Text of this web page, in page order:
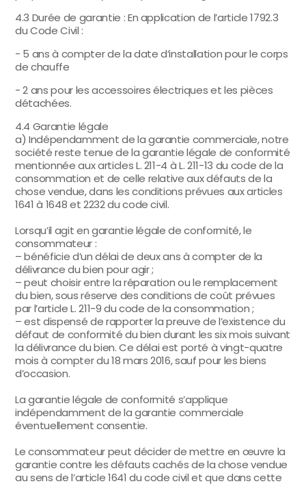
4.3 Durée de garantie : En application de l’article 1792.3
du Code Civil :
- 5 ans à compter de la date d’installation pour le corps
de chauffe
- 2 ans pour les accessoires électriques et les pièces
détachées.
4.4 Garantie légale
a) Indépendamment de la garantie commerciale, notre
société reste tenue de la garantie légale de conformité
mentionnée aux articles L. 211-4 à L. 211-13 du code de la
consommation et de celle relative aux défauts de la
chose vendue, dans les conditions prévues aux articles
1641 à 1648 et 2232 du code civil.
Lorsqu’il agit en garantie légale de conformité, le
consommateur :
– bénéficie d’un délai de deux ans à compter de la
délivrance du bien pour agir ;
– peut choisir entre la réparation ou le remplacement
du bien, sous réserve des conditions de coût prévues
par l’article L. 211-9 du code de la consommation ;
– est dispensé de rapporter la preuve de l’existence du
défaut de conformité du bien durant les six mois suivant
la délivrance du bien. Ce délai est porté à vingt-quatre
mois à compter du 18 mars 2016, sauf pour les biens
d’occasion.
La garantie légale de conformité s’applique
indépendamment de la garantie commerciale
éventuellement consentie.
Le consommateur peut décider de mettre en œuvre la
garantie contre les défauts cachés de la chose vendue
au sens de l’article 1641 du code civil et que dans cette